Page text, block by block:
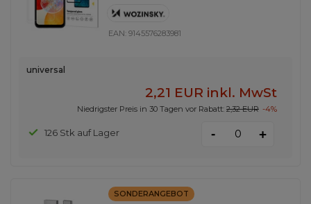
EAN:9145576283981
universal
2,21 EUR inkl. MwSt
Niedrigster Preis in 30 Tagen vor Rabatt: 2,32 EUR -4%
126 Stk auf Lager - +
SONDERANGEBOT